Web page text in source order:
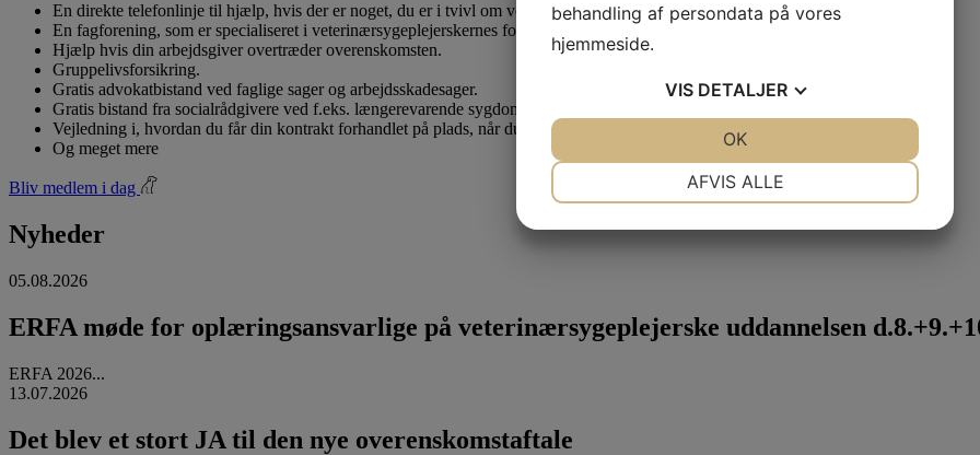
En direkte telefonlinje til hjælp, hvis der er noget, du er i tvivl om vedr. dine løn- og arbejdsforhold.
En fagforening, som er specialiseret i veterinærsygeplejerskernes forhold.
Hjælp hvis din arbejdsgiver overtræder overenskomsten.
Gruppelivsforsikring.
Gratis advokatbistand ved faglige sager og arbejdsskadesager.
Gratis bistand fra socialrådgivere ved f.eks. længerevarende sygdom.
Vejledning i, hvordan du får din kontrakt forhandlet på plads, når du skal have dit første job som uddannet veterinærsygeplejerske.
Og meget mere
Bliv medlem i dag
Nyheder
05.08.2026
ERFA møde for oplæringsansvarlige på veterinærsygeplejerske uddannelsen
ERFA 2026...
13.07.2026
Det blev et stort JA til den nye overenskomstaftale
behandling af persondata på vores
hjemmeside.
VIS DETALJER
AFVIS ALLE
OK